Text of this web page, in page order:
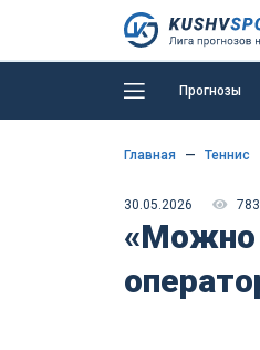
Прогнозы
Главная Теннис
30.05.2026 783
«Можно